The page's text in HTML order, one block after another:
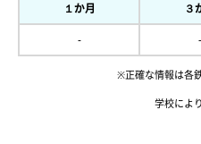
１か月 ３
- -
※正確な情報は各
学校によ